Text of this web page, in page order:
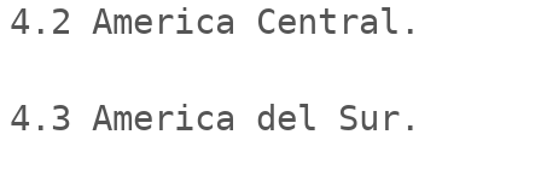
4.2 America Central.
4.3 America del Sur.